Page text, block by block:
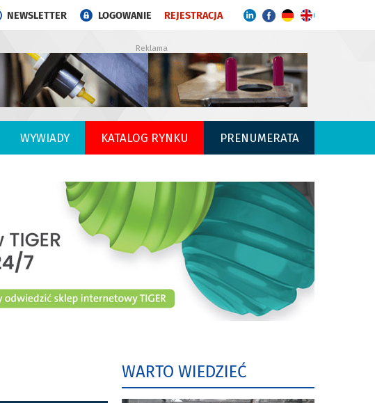
NEWSLETTER LOGOWANIE REJESTRACJA
Reklama
WYWIADY KATALOG RYNKU PRENUMERATA
WARTO WIEDZIEĆ